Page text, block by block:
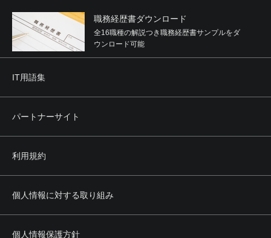
職務経歴書ダウンロード
全16職種の解説つき職務経歴書サンプルをダ
ウンロード可能
IT用語集
パートナーサイト
利用規約
個人情報に対する取り組み
個人情報保護方針